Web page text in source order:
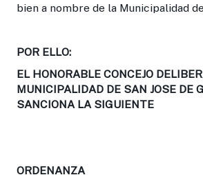
bien a nombre de la Municipalidad
POR ELLO:
EL HONORABLE CONCEJO
MUNICIPALIDAD DE SAN JOSE DE
SANCIONA LA SIGUIENTE
ORDENANZA